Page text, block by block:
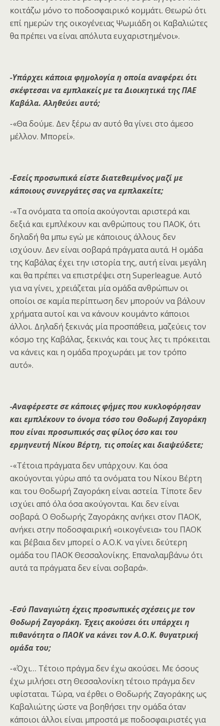
κοιτάζω μόνο το ποδοσφαιρικό κομμάτι. Θεωρώ ότι
επί ημερών της οικογένειας Ψωμιάδη οι Καβαλιώτες
θα πρέπει να είναι απόλυτα ευχαριστημένοι».
-Υπάρχει κάποια φημολογία η οποία αναφέρει ότι
σκέφτεσαι να εμπλακείς με τα Διοικητικά της ΠΑΕ
Καβάλα. Αληθεύει αυτό;
-«Θα δούμε. Δεν ξέρω αν αυτό θα γίνει στο άμεσο
μέλλον. Μπορεί».
-Εσείς προσωπικά είστε διατεθειμένος μαζί με
κάποιους συνεργάτες σας να εμπλακείτε;
-«Τα ονόματα τα οποία ακούγονται αριστερά και
δεξιά και εμπλέκουν και ανθρώπους του ΠΑΟΚ, ότι
δηλαδή θα μπω εγώ με κάποιους άλλους δεν
ισχύουν. Δεν είναι σοβαρά πράγματα αυτά. Η ομάδα
της Καβάλας έχει την ιστορία της, αυτή είναι μεγάλη
και θα πρέπει να επιστρέψει στη Superleague. Αυτό
για να γίνει, χρειάζεται μία ομάδα ανθρώπων οι
οποίοι σε καμία περίπτωση δεν μπορούν να βάλουν
χρήματα αυτοί και να κάνουν κουμάντο κάποιοι
άλλοι. Δηλαδή ξεκινάς μία προσπάθεια, μαζεύεις τον
κόσμο της Καβάλας, ξεκινάς και τους λες τι πρόκειται
να κάνεις και η ομάδα προχωράει με τον τρόπο
αυτό».
-Αναφέρεστε σε κάποιες φήμες που κυκλοφόρησαν
και εμπλέκουν το όνομα τόσο του Θοδωρή Ζαγοράκη
που είναι προσωπικός σας φίλος όσο και του
ερμηνευτή Νίκου Βέρτη, τις οποίες και διαψεύδετε;
-«Τέτοια πράγματα δεν υπάρχουν. Και όσα
ακούγονται γύρω από τα ονόματα του Νίκου Βέρτη
και του Θοδωρή Ζαγοράκη είναι αστεία. Τίποτε δεν
ισχύει από όλα όσα ακούγονται. Και δεν είναι
σοβαρά. Ο Θοδωρής Ζαγοράκης ανήκει στον ΠΑΟΚ,
ανήκει στην ποδοσφαιρική «οικογένεια» του ΠΑΟΚ
και βέβαια δεν μπορεί ο Α.Ο.Κ. να γίνει δεύτερη
ομάδα του ΠΑΟΚ Θεσσαλονίκης. Επαναλαμβάνω ότι
αυτά τα πράγματα δεν είναι σοβαρά».
-Εσύ Παναγιώτη έχεις προσωπικές σχέσεις με τον
Θοδωρή Ζαγοράκη. Έχεις ακούσει ότι υπάρχει η
πιθανότητα ο ΠΑΟΚ να κάνει τον Α.Ο.Κ. θυγατρική
ομάδα του;
-«Όχι… Τέτοιο πράγμα δεν έχω ακούσει. Με όσους
έχω μιλήσει στη Θεσσαλονίκη τέτοιο πράγμα δεν
υφίσταται. Τώρα, να έρθει ο Θοδωρής Ζαγοράκης ως
Καβαλιώτης ώστε να βοηθήσει την ομάδα όταν
κάποιοι άλλοι είναι μπροστά με ποδοσφαιριστές για